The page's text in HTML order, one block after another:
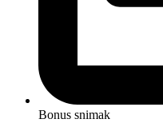
Bonus snimak